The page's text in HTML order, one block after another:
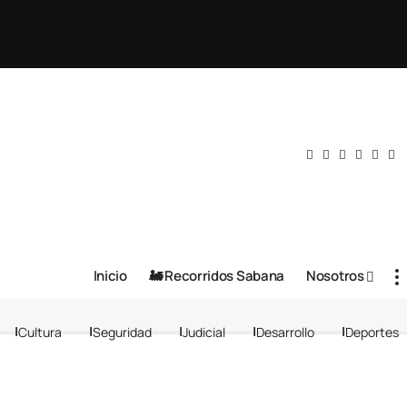
Inicio 🚂 Recorridos Sabana Nosotros
Cultura Seguridad Judicial Desarrollo Deportes